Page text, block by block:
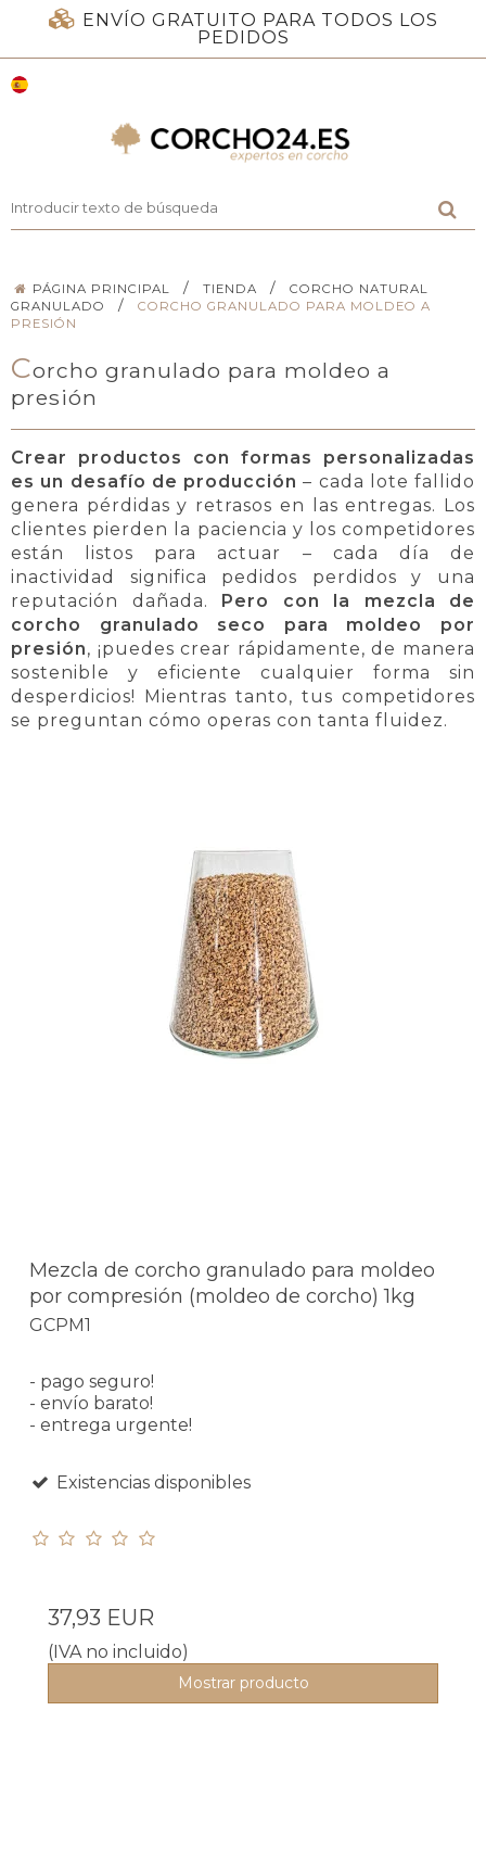
ENVÍO GRATUITO PARA TODOS LOS
PEDIDOS
PÁGINA PRINCIPAL / TIENDA /
CORCHO NATURAL
GRANULADO
/
CORCHO GRANULADO PARA MOLDEO A
PRESIÓN
Corcho granulado para moldeo a
presión
Crear productos con formas personalizadas
es un desafío de producción – cada lote fallido
genera pérdidas y retrasos en las entregas. Los
clientes pierden la paciencia y los competidores
están listos para actuar – cada día de
inactividad significa pedidos perdidos y una
reputación dañada.
Pero con la mezcla de
corcho granulado seco para moldeo por
presión, ¡puedes crear rápidamente, de manera
sostenible y eficiente cualquier forma sin
desperdicios! Mientras tanto, tus competidores
se preguntan cómo operas con tanta fluidez.
Mezcla de corcho granulado para moldeo
por compresión (moldeo de corcho) 1kg
GCPM1
- pago seguro!
- envío barato!
- entrega urgente!
Existencias disponibles
37,93 EUR
(IVA no incluido)
Mostrar producto